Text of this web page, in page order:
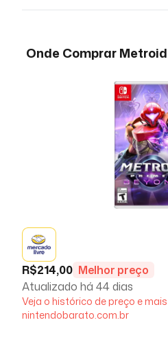
Onde Comprar
R$214,00 Melhor preço
Atualizado há 44 dias
Veja o histórico de preço e
nintendobarato.com.br